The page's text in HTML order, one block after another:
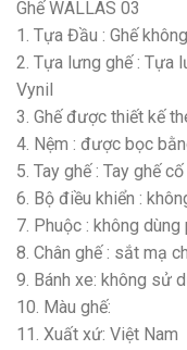
Ghế WALLAS 03
1. Tựa Đầu : Ghế
2. Tựa lưng ghế : Tựa
Vynil
3. Ghế được thiết kế
4. Nệm : được bọc
5. Tay ghế : Tay ghế
6. Bộ điều khiển :
7. Phuộc : không dùng
8. Chân ghế : sắt mạ
9. Bánh xe: không sử
10. Màu ghế:
11. Xuất xứ: Việt Nam